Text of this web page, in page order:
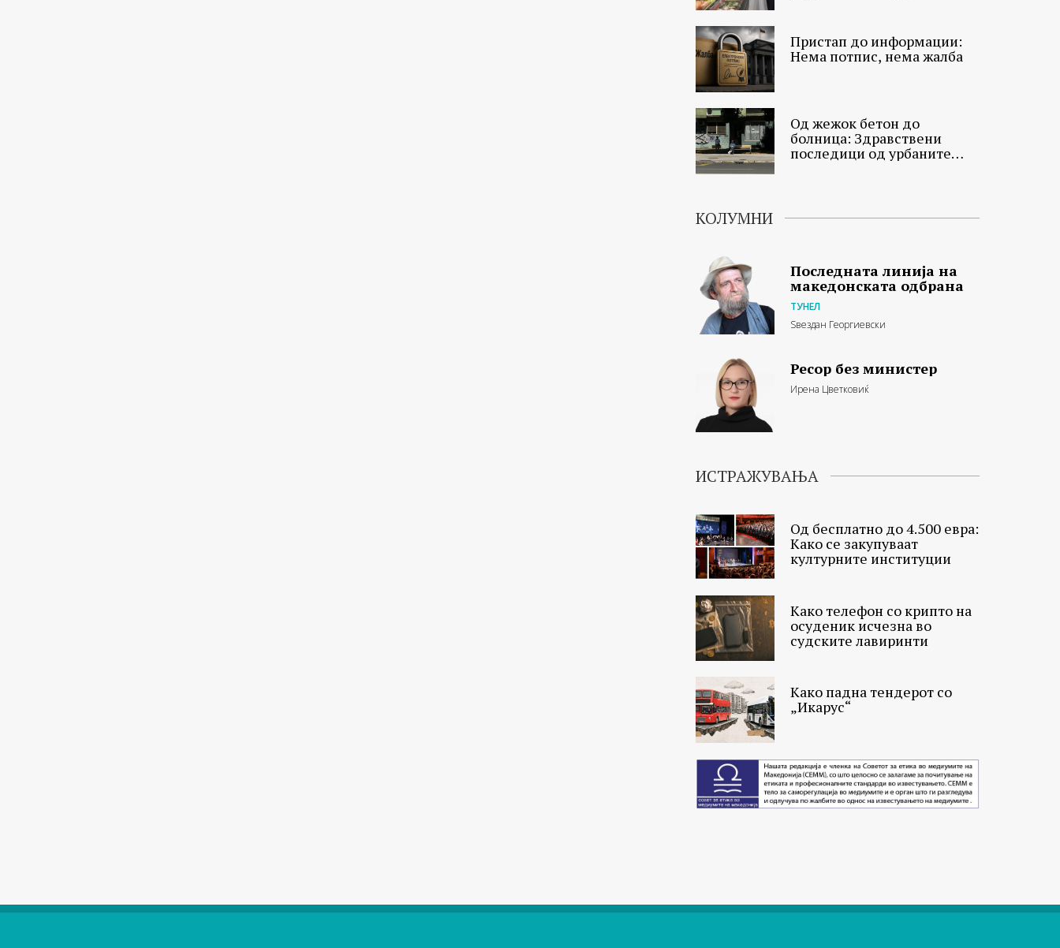
Пристап до информации:
Нема потпис, нема жалба
Од жежок бетон до
болница: Здравствени
последици од урбаните
КОЛУМНИ
Последната линија на
македонската одбрана
ТУНЕЛ
Ѕвездан Георгиевски
Ресор без министер
Ирена Цветковиќ
ИСТРАЖУВАЊА
Од бесплатно до 4.500 евра:
Како се закупуваат
културните институции
Како телефон со крипто на
осуденик исчезна во
судските лавиринти
Како падна тендерот со
„Икарус“